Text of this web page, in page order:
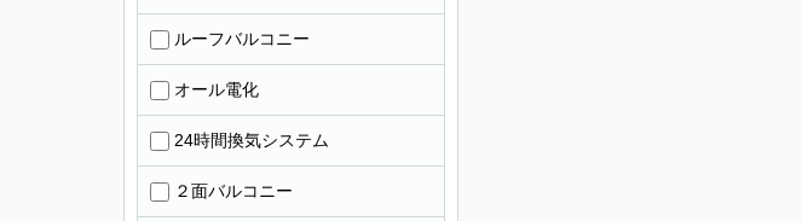
ルーフバルコニー
オール電化
24時間換気システム
２面バルコニー